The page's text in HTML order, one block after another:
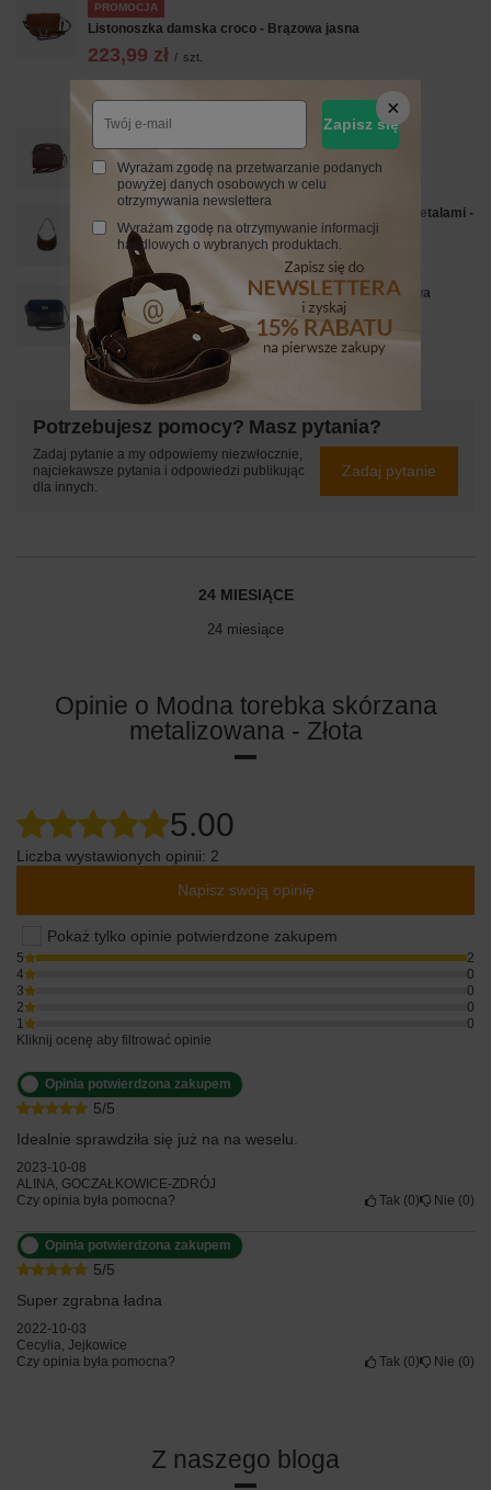
PROMOCJA
Listonoszka damska croco - Brązowa jasna
223,99 zł / szt.
Cena regularna:279,99 zł -20%
Torebka skórzana na ramię pikowana - Brązowa
199,99 zł / szt.
Subtelna mini torebka z miękkim zamszem i złotymi detalami -
Brązowa
239,99 zł
Stylowa torebka crossbody trzykomorowa - Granatowa
269,99 zł / szt.
Potrzebujesz pomocy? Masz pytania?
Zadaj pytanie a my odpowiemy niezwłocznie,
najciekawsze pytania i odpowiedzi publikując
dla innych.
Zadaj pytanie
24 MIESIĄCE
24 miesiące
Opinie o Modna torebka skórzana
metalizowana - Złota
5.00
Liczba wystawionych opinii: 2
Napisz swoją opinię
Pokaż tylko opinie potwierdzone zakupem
5
2
4
0
3
0
2
0
1
0
Kliknij ocenę aby filtrować opinie
5/5
Opinia potwierdzona zakupem
Idealnie sprawdziła się już na na weselu.
2023-10-08
ALINA, GOCZAŁKOWICE-ZDRÓJ
Czy opinia była pomocna?
Tak 0 Nie 0
5/5
Opinia potwierdzona zakupem
Super zgrabna ładna
2022-10-03
Cecylia, Jejkowice
Czy opinia była pomocna?
Tak 0 Nie 0
Z naszego bloga
Zapisz się
Wyrażam zgodę na przetwarzanie podanych
powyżej danych osobowych w celu
otrzymywania newslettera
Wyrażam zgodę na otrzymywanie informacji
handlowych o wybranych produktach.